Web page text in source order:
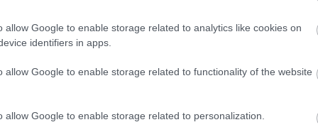
allow Google to enable storage related to analytics like cookies on
identifiers in apps.
allow Google to enable storage related to functionality of the website
allow Google to enable storage related to personalization.
a plakátja lenne az, mégsem tudunk rá haragudni.
jelenetekkel támad az élőszereplős
sárkányodat trailere
közreműködésével kel életre a fantasztikus kaland.